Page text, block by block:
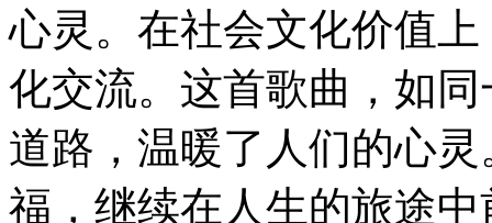
心灵。在社会文化价值
化交流。这首歌曲，如
道路，温暖了人们的心
福，继续在人生的旅途中